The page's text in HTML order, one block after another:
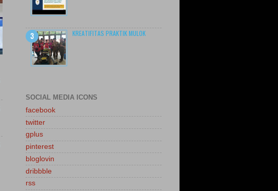
KREATIFITAS PRAKTIK MULOK
SOCIAL MEDIA ICONS
facebook
twitter
gplus
pinterest
bloglovin
dribbble
rss